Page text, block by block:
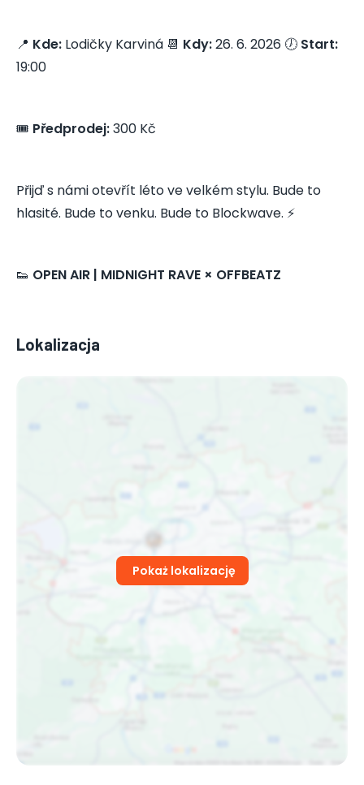
📍 Kde: Lodičky Karviná 📆 Kdy:26. 6. 2026 🕖 Start:
19:00
🎟️ Předprodej:300 Kč
Přijď s námi otevřít léto ve velkém stylu. Bude to
hlasité. Bude to venku. Bude to Blockwave. ⚡
👟 OPEN AIR | MIDNIGHT RAVE × OFFBEATZ
Lokalizacja
Pokaż lokalizację